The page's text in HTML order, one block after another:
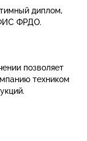
диплом,
ФРДО.
позволяет
техником